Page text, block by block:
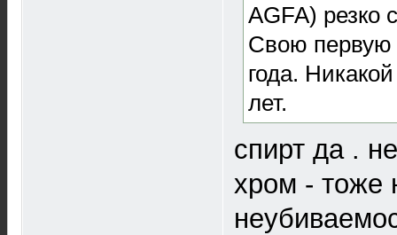
AGFA) резко
Свою первую
года.
лет.
спирт да .
хром - тоже